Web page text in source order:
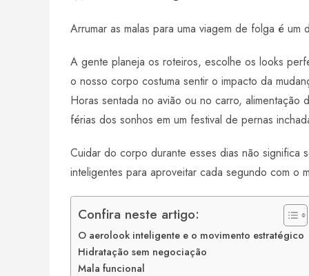
a
s
A
p
p
a
l
n
e
d
I
n
n
e
r
e
s
a
e
Arrumar as malas para uma viagem de folga é um
A gente planeja os roteiros, escolhe os looks
o nosso corpo costuma sentir o impacto da
Horas sentada no avião ou no carro,
férias dos sonhos em um festival de pernas
Cuidar do corpo durante esses dias não significa
inteligentes para aproveitar cada segundo com o
Confira neste artigo:
O aerolook inteligente e o movimento estratégico
Hidratação sem negociação
Mala funcional